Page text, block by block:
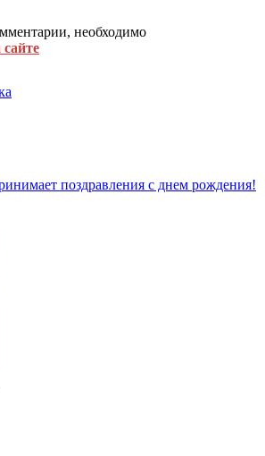
необходимо
сайте
поздравления с днем рождения!